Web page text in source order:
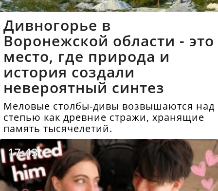
Дивногорье в
Воронежской области - это
место, где природа и
история создали
невероятный синтез
Меловые столбы-дивы возвышаются над
степью как древние стражи, хранящие
память тысячелетий.
17:43